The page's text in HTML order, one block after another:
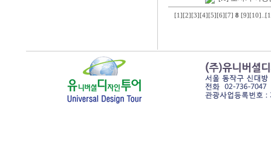
[1] [2] [3] [4] [5] [6] [7] 8 [9] [10]